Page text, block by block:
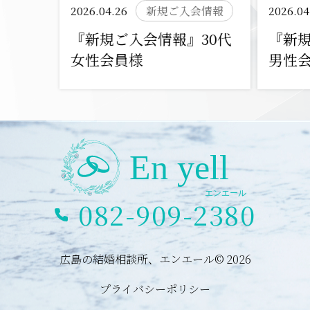
2026.04.26 新規ご入会情報
『新規ご入会情報』30代
女性会員様
『新
男性
082-909-2380
広島の結婚相談所、エンエール© 2026
プライバシーポリシー